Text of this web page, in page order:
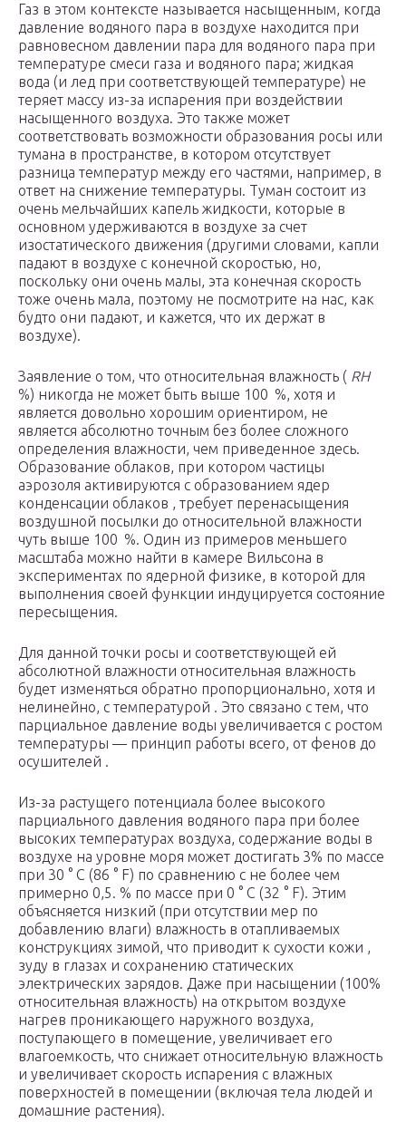
Газ в этом контексте называется насыщенным, когда
давление водяного пара в воздухе находится при
равновесном давлении пара для водяного пара при
температуре смеси газа и водяного пара; жидкая
вода (и лед при соответствующей температуре) не
теряет массу из-за испарения при воздействии
насыщенного воздуха. Это также может
соответствовать возможности образования росы или
тумана в пространстве, в котором отсутствует
разница температур между его частями, например, в
ответ на снижение температуры. Туман состоит из
очень мельчайших капель жидкости, которые в
основном удерживаются в воздухе за счет
изостатического движения (другими словами, капли
падают в воздухе с конечной скоростью, но,
поскольку они очень малы, эта конечная скорость
тоже очень мала, поэтому не посмотрите на нас, как
будто они падают, и кажется, что их держат в
воздухе).
Заявление о том, что относительная влажность ( RH
%) никогда не может быть выше 100 %, хотя и
является довольно хорошим ориентиром, не
является абсолютно точным без более сложного
определения влажности, чем приведенное здесь.
Образование облаков, при котором частицы
аэрозоля активируются с образованием ядер
конденсации облаков , требует перенасыщения
воздушной посылки до относительной влажности
чуть выше 100 %. Один из примеров меньшего
масштаба можно найти в камере Вильсона в
экспериментах по ядерной физике, в которой для
выполнения своей функции индуцируется состояние
пересыщения.
Для данной точки росы и соответствующей ей
абсолютной влажности относительная влажность
будет изменяться обратно пропорционально, хотя и
нелинейно, с температурой . Это связано с тем, что
парциальное давление воды увеличивается с ростом
температуры — принцип работы всего, от фенов до
осушителей .
Из-за растущего потенциала более высокого
парциального давления водяного пара при более
высоких температурах воздуха, содержание воды в
воздухе на уровне моря может достигать 3% по массе
при 30 ° C (86 ° F) по сравнению с не более чем
примерно 0,5. % по массе при 0 ° C (32 ° F). Этим
объясняется низкий (при отсутствии мер по
добавлению влаги) влажность в отапливаемых
конструкциях зимой, что приводит к сухости кожи ,
зуду в глазах и сохранению статических
электрических зарядов. Даже при насыщении (100%
относительная влажность) на открытом воздухе
нагрев проникающего наружного воздуха,
поступающего в помещение, увеличивает его
влагоемкость, что снижает относительную влажность
и увеличивает скорость испарения с влажных
поверхностей в помещении (включая тела людей и
домашние растения).